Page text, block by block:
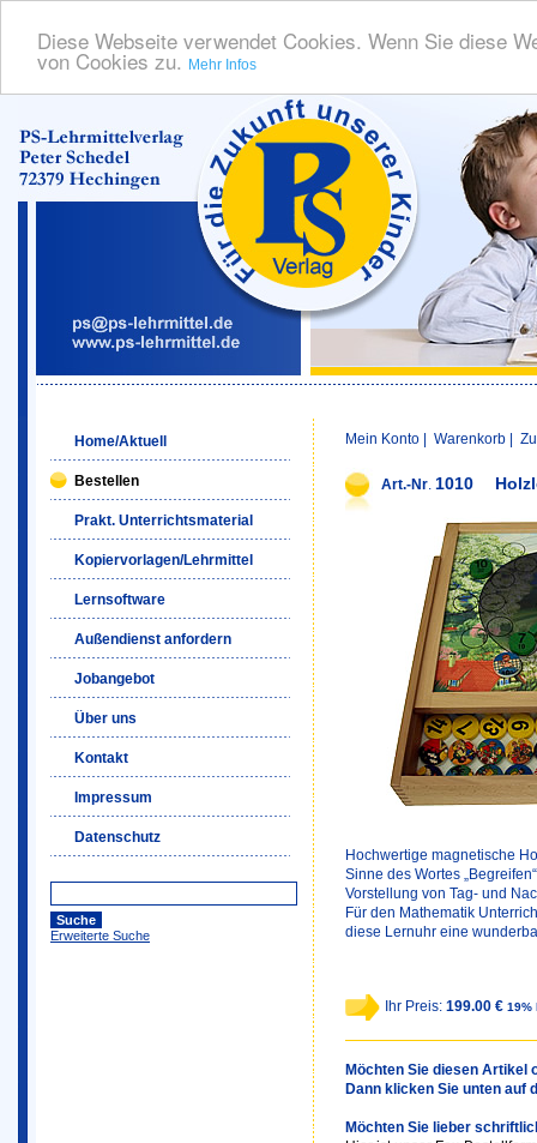
Diese Webseite verwendet Cookies. Wenn Sie diese
von Cookies zu. Mehr Infos
Home/Aktuell
Bestellen
Prakt. Unterrichtsmaterial
Kopiervorlagen/Lehrmittel
Lernsoftware
Außendienst anfordern
Jobangebot
Über uns
Kontakt
Impressum
Datenschutz
Erweiterte Suche
Mein Konto Warenkorb
Art.-Nr. 1010
Hochwertige magnetische
Sinne des Wortes
Vorstellung von Tag- und
Für den Mathematik
diese Lernuhr eine
Ihr Preis: 199.00 € 19%
Möchten Sie diesen Artikel
Dann klicken Sie unten auf
Möchten Sie lieber